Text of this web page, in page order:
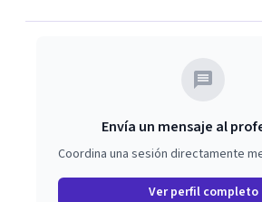
Envía un mensaje al
Coordina una sesión directamente
Ver perfil completo